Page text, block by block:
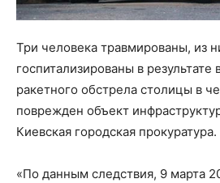
Три человека травмированы, из
госпитализированы в результате
ракетного обстрела столицы в
поврежден объект
Киевская городская прокуратура.
«По данным следствия, 9 марта